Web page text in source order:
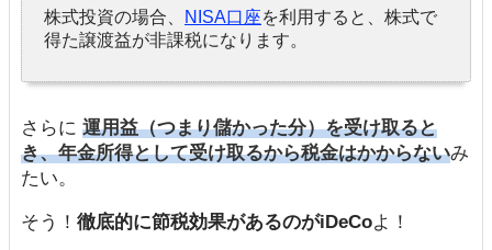
株式投資の場合、 NISA口座を利用すると、株式で
得た譲渡益が非課税になります。
さらに 運用益（つまり儲かった分）を受け取ると
き、年金所得として受け取るから税金はかからないみ
たい。
そう！ 徹底的に節税効果があるのがiDeCoよ！